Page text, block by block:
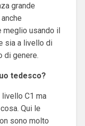
grande
meglio usando il
sia a livello di
di genere.
tedesco?
livello C1 ma
Qui le
sono molto